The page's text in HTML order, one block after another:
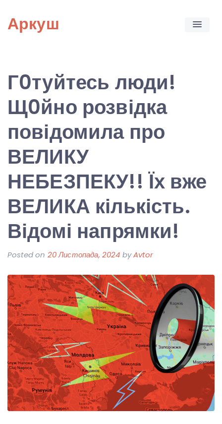
content
Аркуш
Г0туйтесь люди!
Щ0йно розвідка
повідомила про
ВЕЛИКУ
НЕБЕЗПЕКУ!! Їх вже
ВЕЛИКА кількість.
Відомі напрямки!
Posted on 20 Листопада, 2024 byAvtor